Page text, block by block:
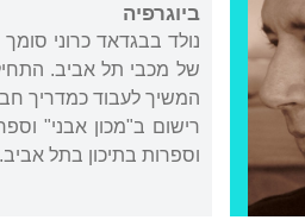
ביוגרפיה
נולד בבגדאד כרוני
של מכבי תל אביב.
המשיך לעבוד כמדריך
רישום ב"מכון אבני"
וספרות בתיכון בתל